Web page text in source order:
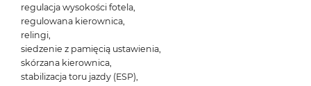
regulacja wysokości fotela,
regulowana kierownica,
relingi,
siedzenie z pamięcią ustawienia,
skórzana kierownica,
stabilizacja toru jazdy (ESP),